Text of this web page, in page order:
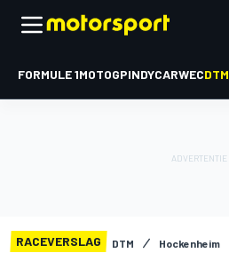
FORMULE 1MOTOGPINDYCARWECDTM
RACEVERSLAG DTM Hockenheim